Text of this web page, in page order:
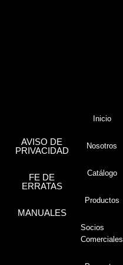
AVISO DE
PRIVACIDAD
FE DE
ERRATAS
MANUALES
Inicio
Nosotros
Catálogo
Productos
Socios
Comerciales